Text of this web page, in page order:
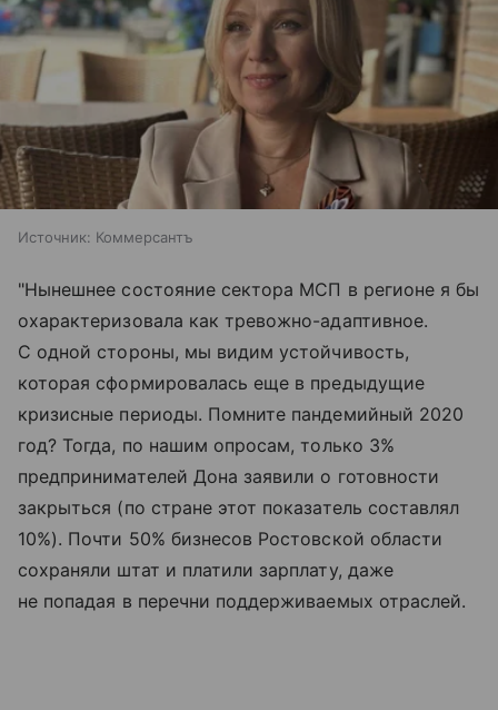
Источник: Коммерсантъ
"Нынешнее состояние сектора МСП в регионе я бы
охарактеризовала как тревожно-адаптивное.
С одной стороны, мы видим устойчивость,
которая сформировалась еще в предыдущие
кризисные периоды. Помните пандемийный 2020
год? Тогда, по нашим опросам, только 3%
предпринимателей Дона заявили о готовности
закрыться (по стране этот показатель составлял
10%). Почти 50% бизнесов Ростовской области
сохраняли штат и платили зарплату, даже
не попадая в перечни поддерживаемых отраслей.